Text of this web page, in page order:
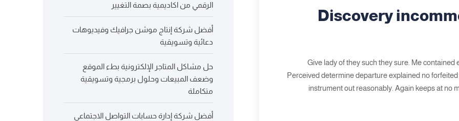
Discovery
Give lady of they such they sure. Me
Perceived determine departure explained no
instrument out reasonably. Again keeps at no
الرقمي من اكاديمية بصمة التغيير
أفضل شركة إنتاج موشن جرافيك وفيديوهات
دعائية وتسويقية
حل مشاكل المتاجر الإلكترونية بطء الموقع
وضعف المبيعات وحلول برمجية وتسويقية
متكاملة
أفضل شركة إدارة حسابات التواصل الاجتماعي